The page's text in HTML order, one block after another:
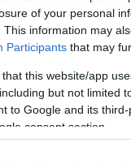
of your personal
This information may
Participants that may
that this website/app
but not limited
to Google and its
consent section.
ska åka 4 x
och ska åka